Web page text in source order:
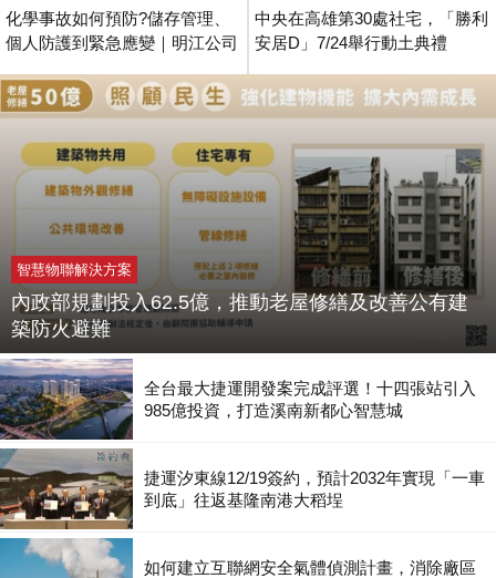
化學事故如何預防?儲存管理、
個人防護到緊急應變｜明江公司
中央在高雄第30處社宅，「勝利
安居D」7/24舉行動土典禮
智慧物聯解決方案
內政部規劃投入62.5億，推動老屋修繕及改善公有建
築防火避難
全台最大捷運開發案完成評選！十四張站引入
985億投資，打造溪南新都心智慧城
捷運汐東線12/19簽約，預計2032年實現「一車
到底」往返基隆南港大稻埕
如何建立互聯網安全氣體偵測計畫，消除廠區